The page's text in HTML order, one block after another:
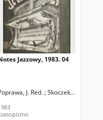
Skoczek, T. Red.
Jazzowy, 1983. 04
J. Red. ; Skoczek T. Red.